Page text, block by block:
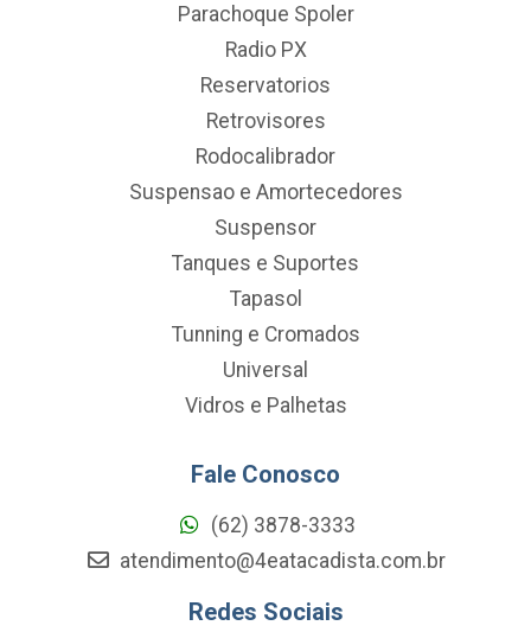
Parachoque Spoler
Radio PX
Reservatorios
Retrovisores
Rodocalibrador
Suspensao e Amortecedores
Suspensor
Tanques e Suportes
Tapasol
Tunning e Cromados
Universal
Vidros e Palhetas
Fale Conosco
(62) 3878-3333
atendimento@4eatacadista.com.br
Redes Sociais